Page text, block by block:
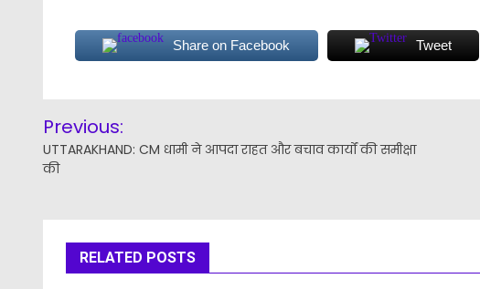
Share on Facebook Tweet
navigation
Previous:
UTTARAKHAND: CM धामी ने आपदा राहत और बचाव कार्यों की समीक्षा
की
RELATED POSTS